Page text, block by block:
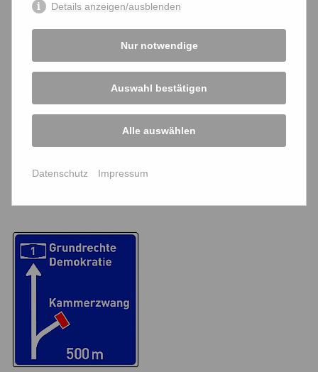
Vereinsführung
bffk-Mitglieder zum Kennenlernen
Details anzeigen/ausblenden
Nur notwendige
Auswahl bestätigen
Alle auswählen
Datenschutz Impressum